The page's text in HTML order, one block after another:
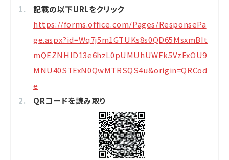
記載の以下URLをクリック
https://forms.office.com/Pages/ResponsePa
ge.aspx?id=Wq7j5m1GTUKs8s0QD65MsxmBIt
mQEZNHlD13e6hzL0pUMUhUWFk5VzExOU9
MNU40STExN0QwMTRSQS4u&origin=QRCod
e
QRコードを読み取り